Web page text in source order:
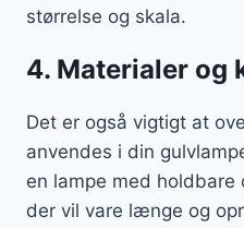
størrelse og skala.
4. Materialer og
Det er også vigtigt at
anvendes i din
en lampe med holdbare
der vil vare længe og